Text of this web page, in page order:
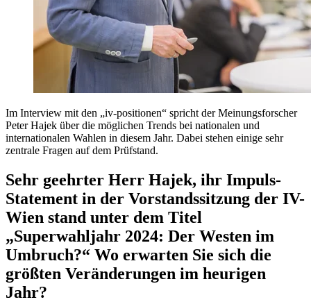
Im Interview mit den „iv-positionen“ spricht der Meinungsforscher
Peter Hajek über die möglichen Trends bei nationalen und
internationalen Wahlen in diesem Jahr. Dabei stehen einige sehr
zentrale Fragen auf dem Prüfstand.
Sehr geehrter Herr Hajek, ihr Impuls-
Statement in der Vorstandssitzung der IV-
Wien stand unter dem Titel
„Superwahljahr 2024: Der Westen im
Umbruch?“ Wo erwarten Sie sich die
größten Veränderungen im heurigen
Jahr?